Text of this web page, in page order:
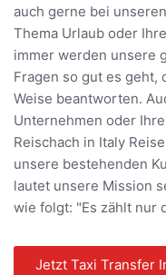
auch gerne bei
Thema Urlaub oder
immer werden unsere
Fragen so gut es geht,
Weise beantworten.
Unternehmen oder
Reischach in Italy
unsere bestehenden
lautet unsere Mission
wie folgt: "Es zählt nur
Jetzt Taxi Transfer